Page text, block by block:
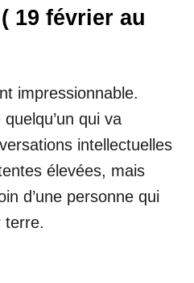
19 février au
impressionnable.
qui va
intellectuelles
élevées, mais
d’une personne qui
terre.